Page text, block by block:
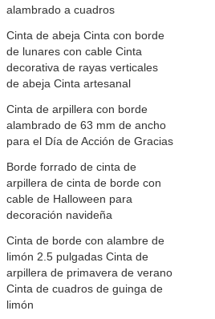
alambrado a cuadros
Cinta de abeja Cinta con borde
de lunares con cable Cinta
decorativa de rayas verticales
de abeja Cinta artesanal
Cinta de arpillera con borde
alambrado de 63 mm de ancho
para el Día de Acción de Gracias
Borde forrado de cinta de
arpillera de cinta de borde con
cable de Halloween para
decoración navideña
Cinta de borde con alambre de
limón 2.5 pulgadas Cinta de
arpillera de primavera de verano
Cinta de cuadros de guinga de
limón